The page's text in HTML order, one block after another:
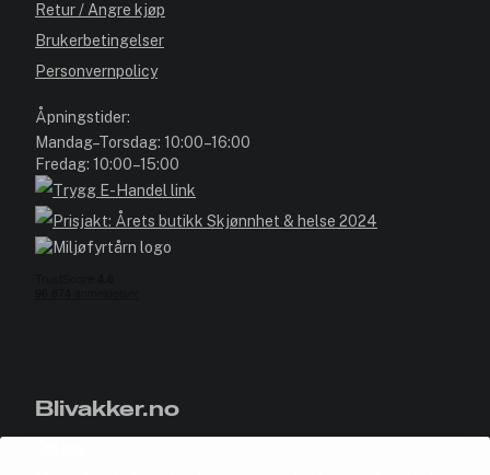
Retur / Angre kjøp
Brukerbetingelser
Personvernpolicy
Åpningstider:
Mandag–Torsdag: 10:00–16:00
Fredag: 10:00–15:00
Blivakker.no